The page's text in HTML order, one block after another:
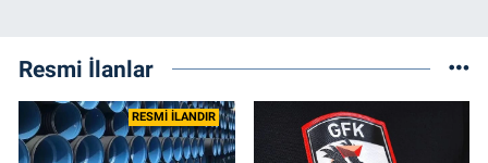
Resmi İlanlar
RESMİ İLANDIR